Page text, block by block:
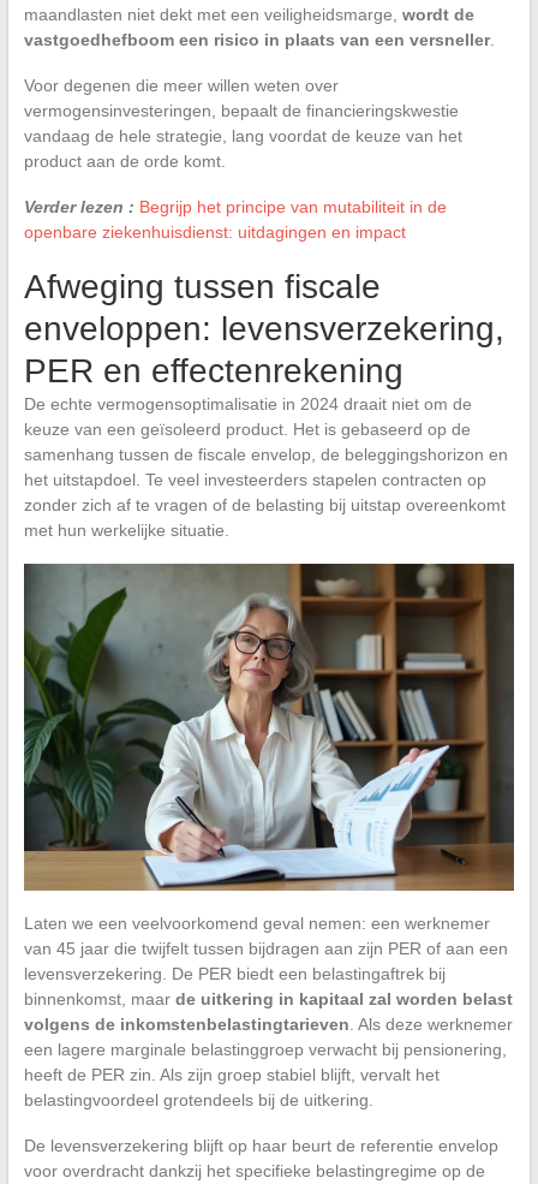
maandlasten niet dekt met een veiligheidsmarge, wordt de
vastgoedhefboom een risico in plaats van een versneller.
Voor degenen die meer willen weten over
vermogensinvesteringen, bepaalt de financieringskwestie
vandaag de hele strategie, lang voordat de keuze van het
product aan de orde komt.
Verder lezen : Begrijp het principe van mutabiliteit in de
openbare ziekenhuisdienst: uitdagingen en impact
Afweging tussen fiscale
enveloppen: levensverzekering,
PER en effectenrekening
De echte vermogensoptimalisatie in 2024 draait niet om de
keuze van een geïsoleerd product. Het is gebaseerd op de
samenhang tussen de fiscale envelop, de beleggingshorizon en
het uitstapdoel. Te veel investeerders stapelen contracten op
zonder zich af te vragen of de belasting bij uitstap overeenkomt
met hun werkelijke situatie.
Laten we een veelvoorkomend geval nemen: een werknemer
van 45 jaar die twijfelt tussen bijdragen aan zijn PER of aan een
levensverzekering. De PER biedt een belastingaftrek bij
binnenkomst, maar de uitkering in kapitaal zal worden belast
volgens de inkomstenbelastingtarieven. Als deze werknemer
een lagere marginale belastinggroep verwacht bij pensionering,
heeft de PER zin. Als zijn groep stabiel blijft, vervalt het
belastingvoordeel grotendeels bij de uitkering.
De levensverzekering blijft op haar beurt de referentie envelop
voor overdracht dankzij het specifieke belastingregime op de